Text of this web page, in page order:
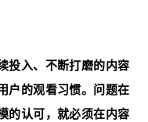
投入、不断打磨的内容
户的观看习惯。问题在
的认可，就必须在内容